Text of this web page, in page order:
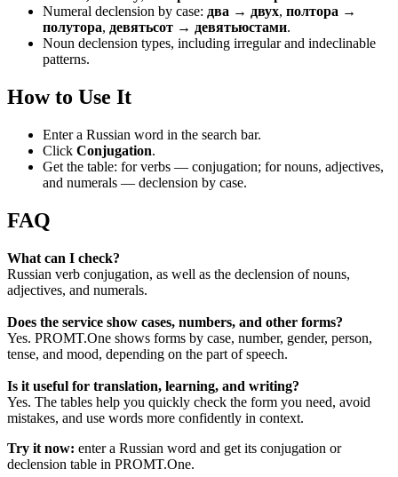
Numeral declension by case: два → двух, полтора →
полутора, девятьсот → девятьюстами.
Noun declension types, including irregular and indeclinable
patterns.
How to Use It
Enter a Russian word in the search bar.
Click Conjugation.
Get the table: for verbs — conjugation; for nouns, adjectives,
and numerals — declension by case.
FAQ
What can I check?
Russian verb conjugation, as well as the declension of nouns,
adjectives, and numerals.
Does the service show cases, numbers, and other forms?
Yes. PROMT.One shows forms by case, number, gender, person,
tense, and mood, depending on the part of speech.
Is it useful for translation, learning, and writing?
Yes. The tables help you quickly check the form you need, avoid
mistakes, and use words more confidently in context.
Try it now: enter a Russian word and get its conjugation or
declension table in PROMT.One.